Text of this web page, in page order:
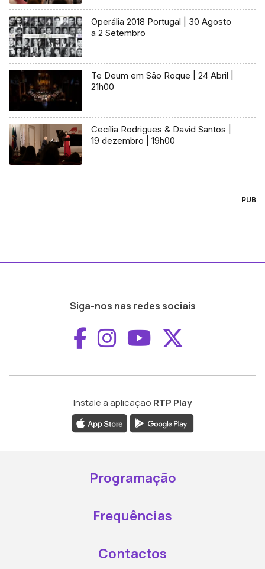
Operália 2018 Portugal | 30 Agosto
a 2 Setembro
Te Deum em São Roque | 24 Abril |
21h00
Cecília Rodrigues & David Santos |
19 dezembro | 19h00
PUB
Siga-nos nas redes sociais
Aceder ao
Aceder ao
Aceder ao
Instale a aplicação RTP Play
Programação
Frequências
Contactos